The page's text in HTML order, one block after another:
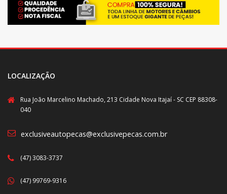
LOCALIZAÇÃO
Rua João Marcelino Machado, 213 Cidade Nova Itajaí - SC CEP 88308-
040
exclusiveautopecas@exclusivepecas.com.br
(47) 3083-3737
(47) 99769-9316